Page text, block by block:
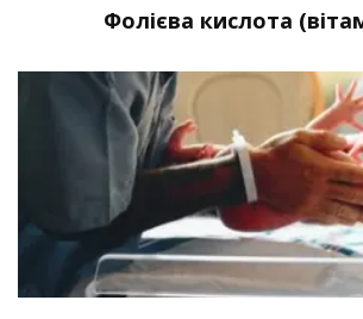
Фолієва кислота